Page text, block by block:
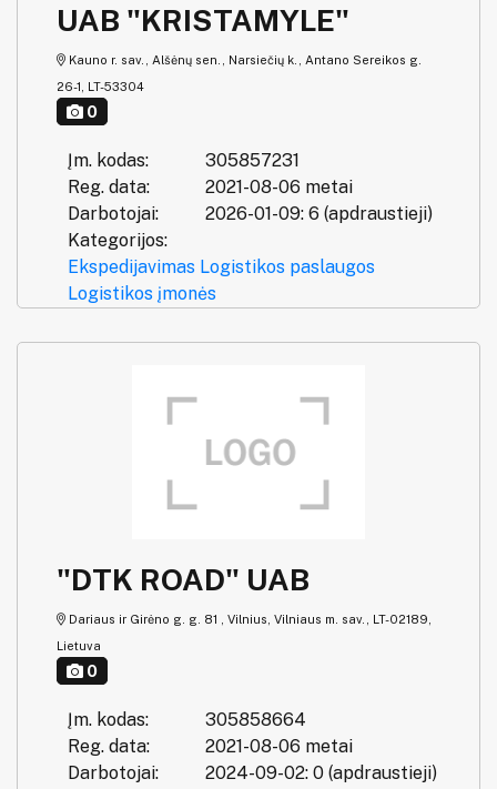
UAB "KRISTAMYLE"
Kauno r. sav., Alšėnų sen., Narsiečių k., Antano Sereikos g.
26-1, LT-53304
0
Įm. kodas:
305857231
Reg. data:
2021-08-06 metai
Darbotojai:
2026-01-09: 6 (apdraustieji)
Kategorijos:
Ekspedijavimas Logistikos paslaugos
Logistikos įmonės
"DTK ROAD" UAB
Dariaus ir Girėno g. g. 81 , Vilnius, Vilniaus m. sav., LT-02189,
Lietuva
0
Įm. kodas:
305858664
Reg. data:
2021-08-06 metai
Darbotojai:
2024-09-02: 0 (apdraustieji)